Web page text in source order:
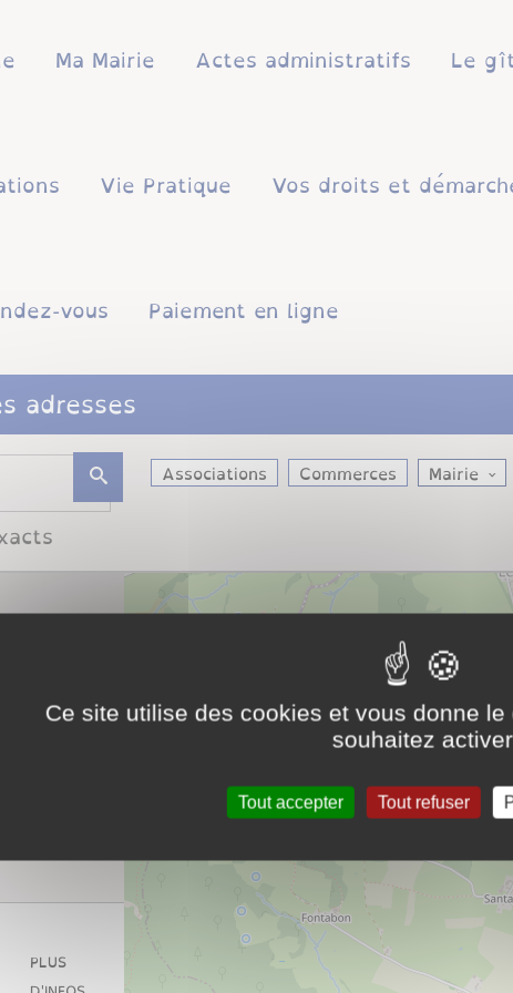
Ma Mairie Actes administratifs Le
Vie Pratique Vos droits et
vous Paiement en ligne
adresses
Associations Commerces Mairie
PLUS
Ce site utilise des cookies et vous donne
souhaitez activer
Tout accepter Tout refuser